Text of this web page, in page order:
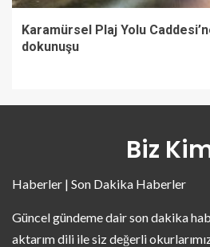
Karamürsel Plaj Yolu
dokunuşu
Biz
Haberler | Son Dakika Haberler
Güncel gündeme dair son dakika
aktarım dili ile siz değerli